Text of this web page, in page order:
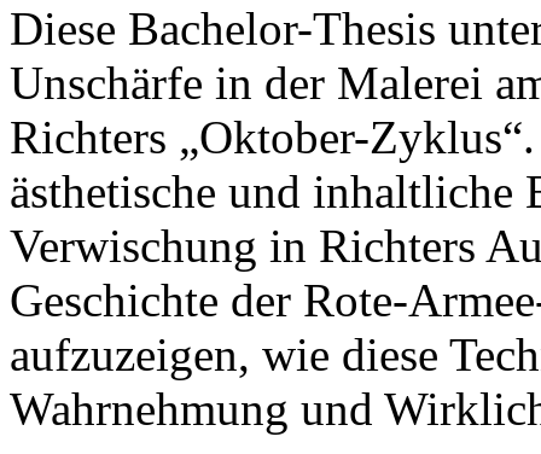
Diese Bachelor-Thesis
Unschärfe in der Malerei
Richters „Oktober-
ästhetische und inhaltliche
Verwischung in Richters
Geschichte der Rote-
aufzuzeigen, wie diese
Wahrnehmung und